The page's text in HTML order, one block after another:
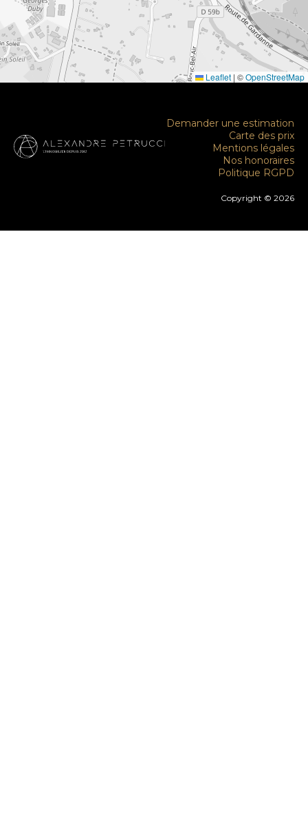
Leaflet | ©OpenStreetMap
Demander une estimation
Carte des prix
Mentions légales
Nos honoraires
Politique RGPD
Copyright © 2026